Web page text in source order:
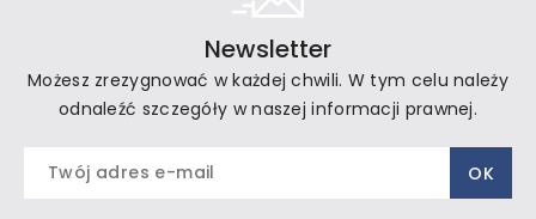
Newsletter
Możesz zrezygnować w każdej chwili. W tym celu należy
odnaleźć szczegóły w naszej informacji prawnej.